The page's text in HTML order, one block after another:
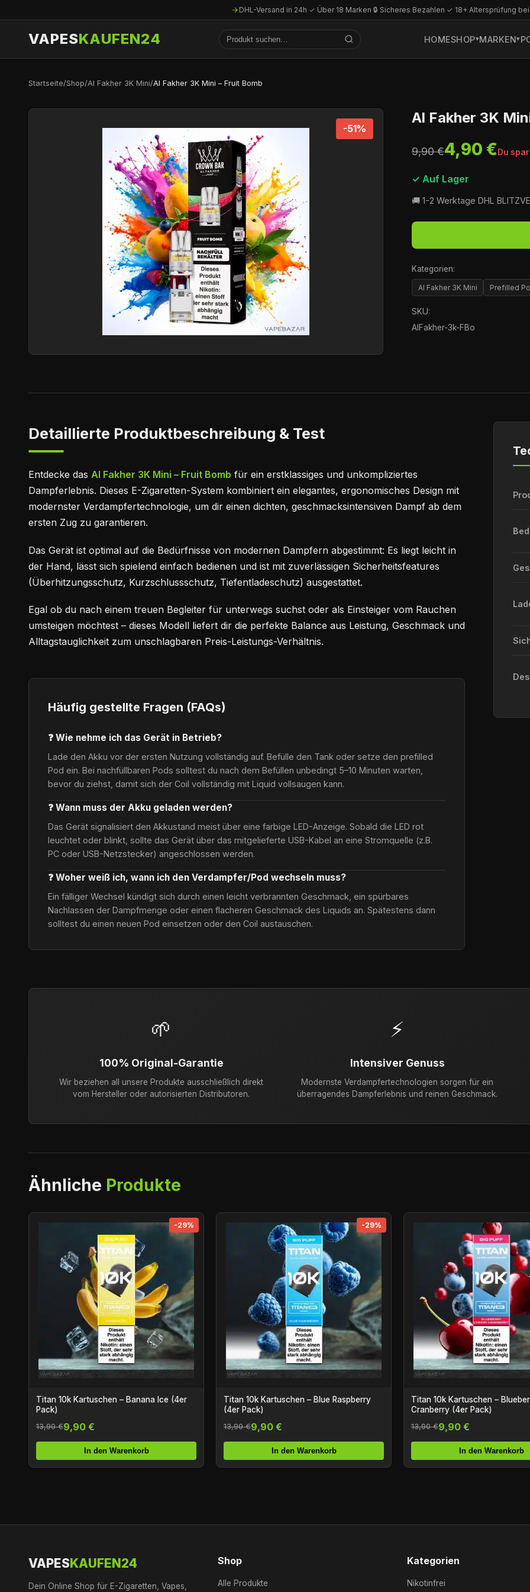
DHL-Versand in 24h·✓ Über 18 Marken·🔒 Sicheres Bezahlen·✓ 18+ Altersprüfung
VAPESKAUFEN24 HOMESHOP MARKEN
Startseite/Shop/Al Fakher 3K Mini/Al Fakher 3K Mini – Fruit Bomb
-51%
Al Fakher 3K
9,90 €4,90 €Du
✓ Auf Lager
🚚 1-2 Werktage DHL
Kategorien:
Al Fakher 3K Mini Prefilled
SKU:
AlFakher-3k-FBo
Detaillierte Produktbeschreibung & Test
Entdecke das Al Fakher 3K Mini – Fruit Bomb für ein erstklassiges und unkompliziertes
Dampferlebnis. Dieses E-Zigaretten-System kombiniert ein elegantes, ergonomisches Design mit
modernster Verdampfertechnologie, um dir einen dichten, geschmacksintensiven Dampf ab dem
ersten Zug zu garantieren.
Das Gerät ist optimal auf die Bedürfnisse von modernen Dampfern abgestimmt: Es liegt leicht in
der Hand, lässt sich spielend einfach bedienen und ist mit zuverlässigen Sicherheitsfeatures
(Überhitzungsschutz, Kurzschlussschutz, Tiefentladeschutz) ausgestattet.
Egal ob du nach einem treuen Begleiter für unterwegs suchst oder als Einsteiger vom Rauchen
umsteigen möchtest – dieses Modell liefert dir die perfekte Balance aus Leistung, Geschmack und
Alltagstauglichkeit zum unschlagbaren Preis-Leistungs-Verhältnis.
Häufig gestellte Fragen (FAQs)
❓ Wie nehme ich das Gerät in Betrieb?
Lade den Akku vor der ersten Nutzung vollständig auf. Befülle den Tank oder setze den prefilled
Pod ein. Bei nachfüllbaren Pods solltest du nach dem Befüllen unbedingt 5–10 Minuten warten,
bevor du ziehst, damit sich der Coil vollständig mit Liquid vollsaugen kann.
❓ Wann muss der Akku geladen werden?
Das Gerät signalisiert den Akkustand meist über eine farbige LED-Anzeige. Sobald die LED rot
leuchtet oder blinkt, sollte das Gerät über das mitgelieferte USB-Kabel an eine Stromquelle (z.B.
PC oder USB-Netzstecker) angeschlossen werden.
❓ Woher weiß ich, wann ich den Verdampfer/Pod wechseln muss?
Ein fälliger Wechsel kündigt sich durch einen leicht verbrannten Geschmack, ein spürbares
Nachlassen der Dampfmenge oder einen flacheren Geschmack des Liquids an. Spätestens dann
solltest du einen neuen Pod einsetzen oder den Coil austauschen.
🌱
100% Original-Garantie
Wir beziehen all unsere Produkte ausschließlich direkt
vom Hersteller oder autorisierten Distributoren.
⚡
Intensiver Genuss
Modernste Verdampfertechnologien sorgen für ein
überragendes Dampferlebnis und reinen Geschmack.
Ähnliche Produkte
-29%
Titan 10k Kartuschen – Banana Ice (4er
Pack)
13,90 €9,90 €
In den Warenkorb
-29%
Titan 10k Kartuschen – Blue Raspberry
(4er Pack)
13,90 €9,90 €
In den Warenkorb
Titan 10k Kartuschen –
Cranberry (4er Pack)
13,90 €9,90 €
In den Warenkorb
VAPESKAUFEN24
Dein Online Shop für E-Zigaretten, Vapes,
Shop
Alle Produkte
Kategorien
Nikotinfrei